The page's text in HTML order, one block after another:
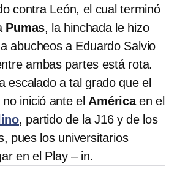
contra León, el cual terminó
Pumas, la hinchada le hizo
abucheos a Eduardo Salvio
ambas partes está rota.
escalado a tal grado que el
no inició ante el Américaen el
, partido de la J16 y de los
pues los universitarios
en el Play – in.